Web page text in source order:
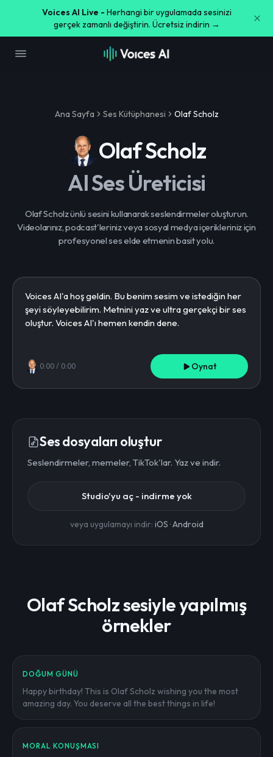
Voices AI Live - Herhangi bir uygulamada sesinizi
gerçek zamanlı değiştirin. Ücretsiz indirin →
Ana Sayfa Ses Kütüphanesi Olaf Scholz
Olaf Scholz
AI Ses Üreticisi
Olaf Scholz ünlü sesini kullanarak seslendirmeler oluşturun.
Videolarınız, podcast'leriniz veya sosyal medya içerikleriniz için
profesyonel ses elde etmenin basit yolu.
0:00 / 0:00 Oynat
Ses dosyaları oluştur
Seslendirmeler, memeler, TikTok'lar. Yaz ve indir.
Studio'yu aç - indirme yok
veya uygulamayı indir: iOS ·Android
Olaf Scholz sesiyle yapılmış
örnekler
DOĞUM GÜNÜ
Happy birthday! This is Olaf Scholz wishing you the most
amazing day. You deserve all the best things in life!
MORAL KONUŞMASI